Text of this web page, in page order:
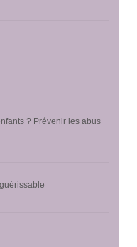
? Prévenir les abus